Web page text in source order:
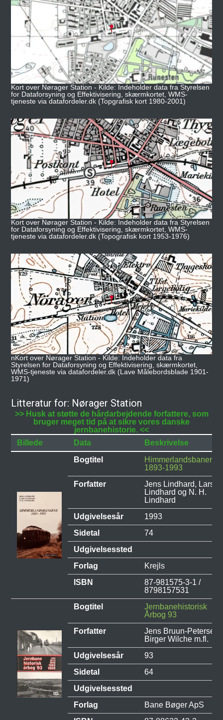
Kort over Nørager Station - Kilde: Indeholder data fra Styrelsen
for Dataforsyning og Effektivisering, skærmkortet, WMS-
tjeneste via datafordeler.dk (Topgrafisk kort 1980-2001)
Kort over Nørager Station - Kilde: Indeholder data fra Styrelsen
for Dataforsyning og Effektivisering, skærmkortet, WMS-
tjeneste via datafordeler.dk (Topografisk kort 1953-1976)
nKort over Nørager Station - Kilde: Indeholder data fra
Styrelsen for Dataforsyning og Effektivisering, skærmkortet,
WMS-tjeneste via datafordeler.dk (Lave Målebordsblade 1901-
1971)
Litteratur for: Nørager Station
>> Husk at støtte de hårdarbejdende forfattere, som
bruger meget tid på at sikre vores danske
jernbanehistorie. <<
Billede
Data
Beskrivelse
Bogtitel
Himmerlandsbanerne
1893-1993
Forfatter
Jens Lindhard, Lars
Lindhard og N. H.
Lindhard
Udgivelsesår
1993
Sidetal
74
Udgivelsessted
Forlag
Krejls
ISBN
87-981575-3-1 /
8798157531
Bogtitel
Jernbanehistorisk
Årbog 93
Forfatter
Jens Bruun-Petersen,
Birger Wilche m.fl.
Udgivelsesår
93
Sidetal
64
Udgivelsessted
Forlag
Bane Bøger ApS